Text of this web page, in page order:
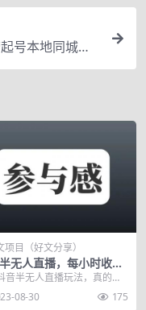
号本地同城一
项目（好文分享）
无人直播，每小时收益
人气爆满！
音半无人直播玩法，真的很
全程无需真人露脸，每小时
，我拆...
08-30 175